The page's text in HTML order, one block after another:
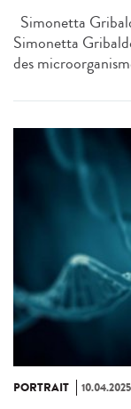
Simonetta
Simonetta
des
PORTRAIT 10.04.2025